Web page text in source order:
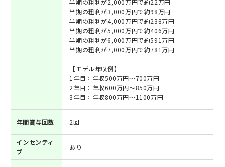
半期の粗利が3,000万円で約98万円
半期の粗利が4,000万円で約238万円
半期の粗利が5,000万円で約406万円
半期の粗利が6,000万円で約591万円
半期の粗利が7,000万円で約781万円
【モデル年収例】
1年目：年収500万円～700万円
2年目：年収600万円～850万円
3年目：年収800万円～1100万円
年間賞与回数 2回
インセンティ
ブ
あり